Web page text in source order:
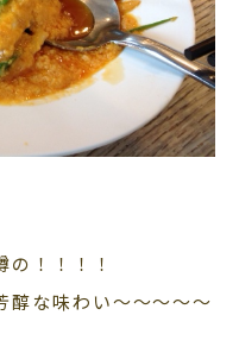
！！！！
醇な味わい～～～～～